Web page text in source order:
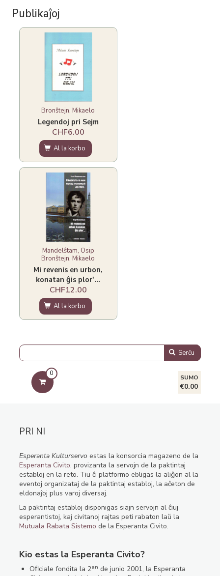
Publikaĵoj
Bronŝtejn, Mikaelo
Legendoj pri Sejm
CHF6.00
Al la korbo
Mandelŝtam, Osip
Bronŝtejn, Mikaelo
Mi revenis en urbon,
konatan ĝis plor'...
CHF12.00
Al la korbo
Serĉu
0
SUMO
€0.00
PRI NI
Esperanta Kulturservo estas la konsorcia magazeno de la
Esperanta Civito, provizanta la servojn de la paktintaj
establoj en la reto. Tiu ĉi platformo ebligas la aliĝon al la
eventoj organizataj de la paktintaj establoj, la aĉeton de
eldonaĵoj plus varoj diversaj.
La paktintaj establoj disponigas siajn servojn al ĉiuj
esperantistoj, kaj civitanoj rajtas peti rabaton laŭ la
Mutuala Rabata Sistemo de la Esperanta Civito.
Kio estas la Esperanta Civito?
Oﬁciale fondita la 2an de junio 2001, la Esperanta